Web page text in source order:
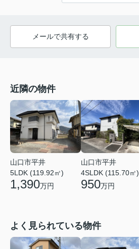
メールで共有する
近隣の物件
山口市平井
5LDK (119.92㎡)
1,390万円
山口市平井
4SLDK (115.70㎡)
950万円
よく見られている物件